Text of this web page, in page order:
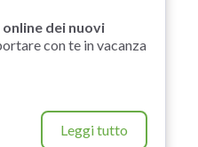
dei nuovi
con te in vacanza
Leggi tutto